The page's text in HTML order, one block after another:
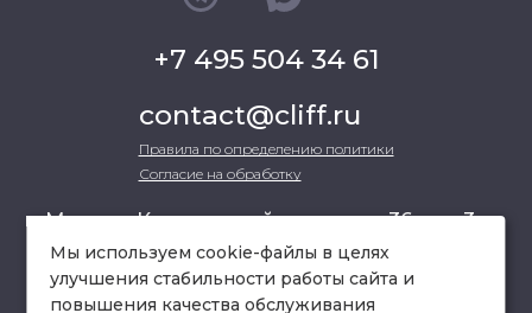
+7 495 504 34 61
contact@cliff.ru
Правила по определению политики
Согласие на обработку
г. Москва, Кутузовский проспект 36, стр.3 ,
офис 301
Мы используем cookie-файлы в целях
улучшения стабильности работы сайта и
повышения качества обслуживания